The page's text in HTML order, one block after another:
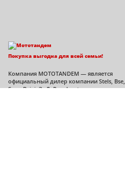
Покупка выгодна для всей семьи!
Компания MOTOTANDEM — является
официальный дилер компании Stels, Bse,
Sym, Bajaj, ЗиД, Regulmoto во